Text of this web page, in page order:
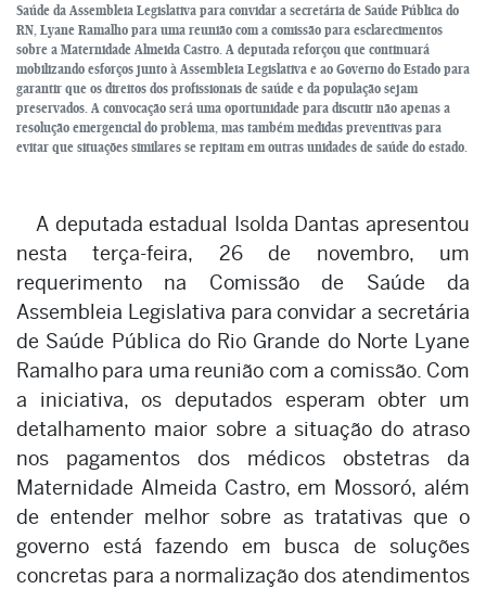
Saúde da Assembleia Legislativa para convidar a secretária de Saúde Pública do
RN, Lyane Ramalho para uma reunião com a comissão para esclarecimentos
sobre a Maternidade Almeida Castro. A deputada reforçou que continuará
mobilizando esforços junto à Assembleia Legislativa e ao Governo do Estado para
garantir que os direitos dos profissionais de saúde e da população sejam
preservados. A convocação será uma oportunidade para discutir não apenas a
resolução emergencial do problema, mas também medidas preventivas para
evitar que situações similares se repitam em outras unidades de saúde do estado.
A deputada estadual Isolda Dantas apresentou
nesta terça-feira, 26 de novembro, um
requerimento na Comissão de Saúde da
Assembleia Legislativa para convidar a secretária
de Saúde Pública do Rio Grande do Norte Lyane
Ramalho para uma reunião com a comissão. Com
a iniciativa, os deputados esperam obter um
detalhamento maior sobre a situação do atraso
nos pagamentos dos médicos obstetras da
Maternidade Almeida Castro, em Mossoró, além
de entender melhor sobre as tratativas que o
governo está fazendo em busca de soluções
concretas para a normalização dos atendimentos